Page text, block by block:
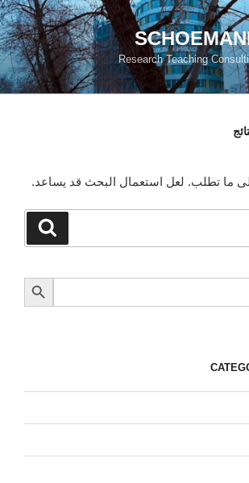
Research Teaching
على ما تطلب. لعل استعمال البحث قد يساعد.
بحث